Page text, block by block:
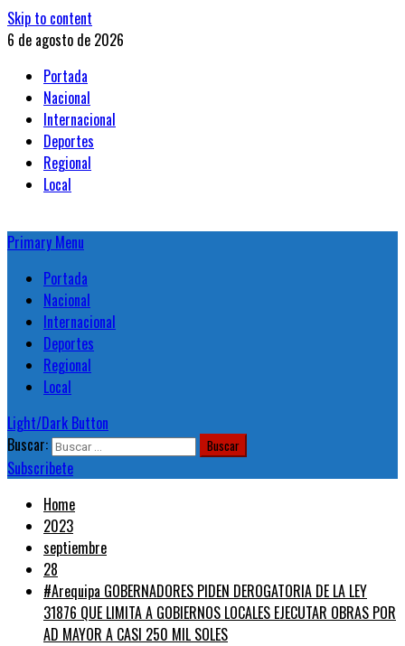
Skip to content
6 de agosto de 2026
Portada
Nacional
Internacional
Deportes
Regional
Local
Primary Menu
Portada
Nacional
Internacional
Deportes
Regional
Local
Light/Dark Button
Buscar:
Subscribete
Home
2023
septiembre
28
#Arequipa GOBERNADORES PIDEN DEROGATORIA DE LA LEY
31876 QUE LIMITA A GOBIERNOS LOCALES EJECUTAR OBRAS POR
AD MAYOR A CASI 250 MIL SOLES